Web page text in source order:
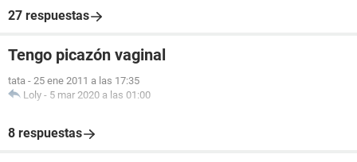
27 respuestas
Tengo picazón vaginal
tata - 25 ene 2011 a las 17:35
Loly - 5 mar 2020 a las 01:00
8 respuestas